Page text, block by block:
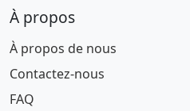
À propos
À propos de nous
Contactez-nous
FAQ